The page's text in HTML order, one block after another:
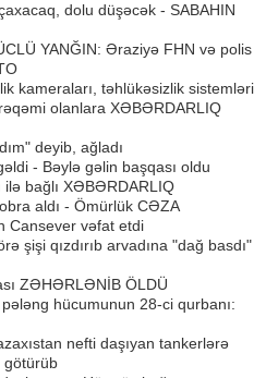
dolu düşəcək - SABAHIN
YANĞIN: Əraziyə FHN və polis
kameraları, təhlükəsizlik sistemləri
olanlara XƏBƏRDARLIQ
deyib, ağladı
- Bəylə gəlin başqası oldu
ilə bağlı XƏBƏRDARLIQ
aldı - Ömürlük CƏZA
Cansever vəfat etdi
şişi qızdırıb arvadına "dağ basdı"
ZƏHƏRLƏNİB ÖLDÜ
hücumunun 28-ci qurbanı:
nefti daşıyan tankerlərə
götürüb